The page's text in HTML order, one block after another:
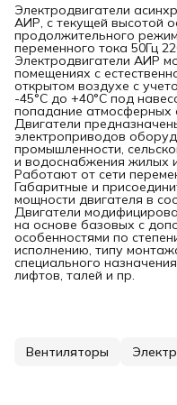
Электродвигатели
АИР, с текущей высотой
продолжительного
переменного тока 50Гц
Электродвигатели АИР
помещениях с
открытом воздухе с
-45°С до +40°С под
попадание атмосферных
Двигатели
электроприводов
промышленности,
и водоснабжения жилых
Работают от сети
Габаритные и
мощности двигателя в
Двигатели
на основе базовых с
особенностями по
исполнению, типу
специального
лифтов, талей и пр.
Вентиляторы